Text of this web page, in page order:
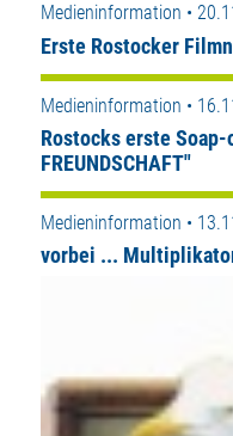
Medieninformation •
Erste Rostocker
Medieninformation •
Rostocks erste Soap-
FREUNDSCHAFT"
Medieninformation •
vorbei ...